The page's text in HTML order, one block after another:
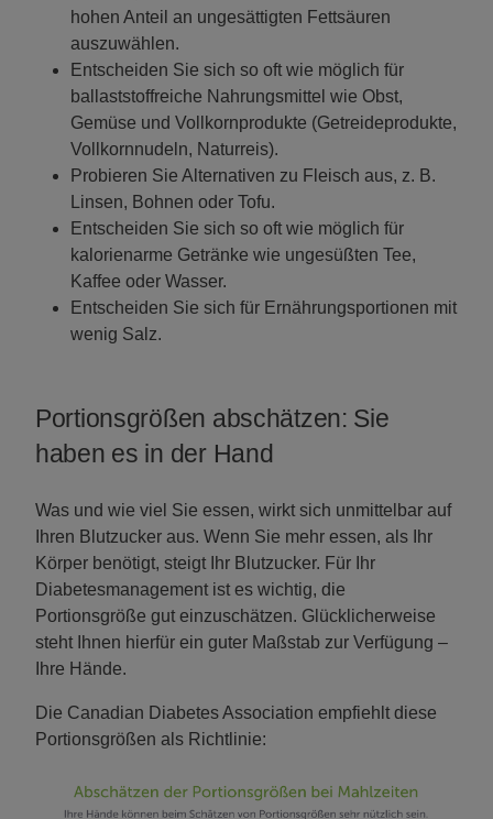
hohen Anteil an ungesättigten Fettsäuren
auszuwählen.
Entscheiden Sie sich so oft wie möglich für
ballaststoffreiche Nahrungsmittel wie Obst,
Gemüse und Vollkornprodukte (Getreideprodukte,
Vollkornnudeln, Naturreis).
Probieren Sie Alternativen zu Fleisch aus, z. B.
Linsen, Bohnen oder Tofu.
Entscheiden Sie sich so oft wie möglich für
kalorienarme Getränke wie ungesüßten Tee,
Kaffee oder Wasser.
Entscheiden Sie sich für Ernährungsportionen mit
wenig Salz.
Portionsgrößen abschätzen: Sie
haben es in der Hand
Was und wie viel Sie essen, wirkt sich unmittelbar auf
Ihren Blutzucker aus. Wenn Sie mehr essen, als Ihr
Körper benötigt, steigt Ihr Blutzucker. Für Ihr
Diabetesmanagement ist es wichtig, die
Portionsgröße gut einzuschätzen. Glücklicherweise
steht Ihnen hierfür ein guter Maßstab zur Verfügung –
Ihre Hände.
Die Canadian Diabetes Association empfiehlt diese
Portionsgrößen als Richtlinie: